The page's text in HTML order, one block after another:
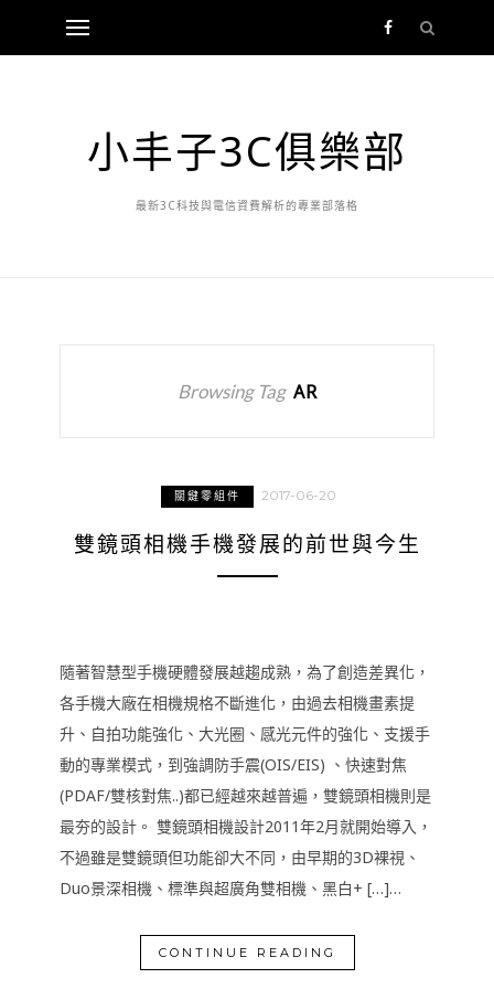
小丰子3C俱樂部
最新3C科技與電信資費解析的專業部落格
Browsing Tag AR
關鍵零組件 2017-06-20
雙鏡頭相機手機發展的前世與今生
隨著智慧型手機硬體發展越趨成熟，為了創造差異化，
各手機大廠在相機規格不斷進化，由過去相機畫素提
升、自拍功能強化、大光圈、感光元件的強化、支援手
動的專業模式，到強調防手震(OIS/EIS) 、快速對焦
(PDAF/雙核對焦..)都已經越來越普遍，雙鏡頭相機則是
最夯的設計。 雙鏡頭相機設計2011年2月就開始導入，
不過雖是雙鏡頭但功能卻大不同，由早期的3D裸視、
Duo景深相機、標準與超廣角雙相機、黑白+ […]…
CONTINUE READING